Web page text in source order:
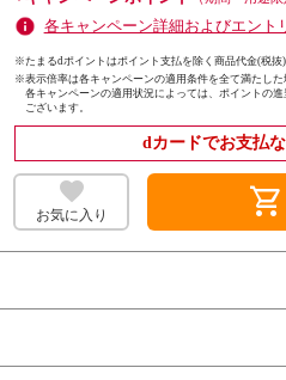
各キャンペーン詳細およびエント
※たまるdポイントはポイント支払を除く商品代金(税抜)
※表示倍率は各キャンペーンの適用条件を全て満たした
各キャンペーンの適用状況によっては、ポイントの
ございます。
dカードでお支払
お気に入り shopping_cart